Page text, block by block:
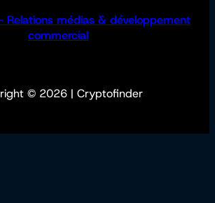
médias & développement
commercial
© 2026 | Cryptofinder